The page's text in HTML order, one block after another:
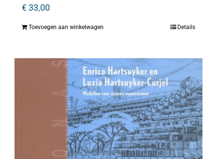
€33,00
Toevoegen aan winkelwagen Details